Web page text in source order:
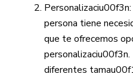
persona tiene
que te ofrecemos
diferentes